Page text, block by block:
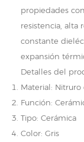
propiedades
resistencia, alta
constante
expansión
Detalles del
Material:
Función:
Tipo: Cerámica
Color: Gris